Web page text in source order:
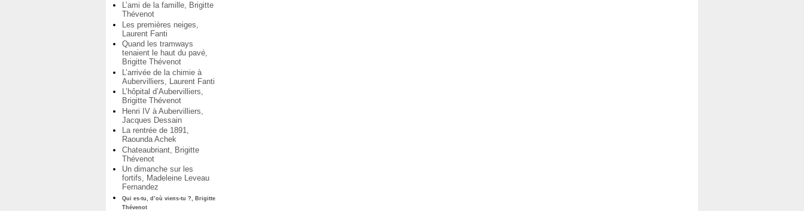
L’ami de la famille, Brigitte
Thévenot
Les premières neiges,
Laurent Fanti
Quand les tramways
tenaient le haut du pavé,
Brigitte Thévenot
L’arrivée de la chimie à
Aubervilliers, Laurent Fanti
L’hôpital d’Aubervilliers,
Brigitte Thévenot
Henri IV à Aubervilliers,
Jacques Dessain
La rentrée de 1891,
Raounda Achek
Chateaubriant, Brigitte
Thévenot
Un dimanche sur les
fortifs, Madeleine Leveau
Fernandez
Qui es-tu, d’où viens-tu ?, Brigitte
Thévenot